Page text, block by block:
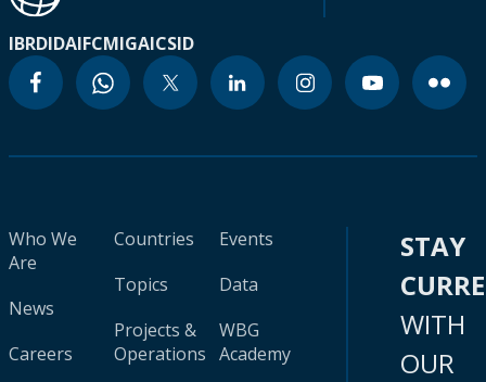
IBRDIDAIFCMIGAICSID
Who We
Are
News
Careers
Countries
Topics
Projects &
Operations
Events
Data
WBG
Academy
STAY
WITH
OUR